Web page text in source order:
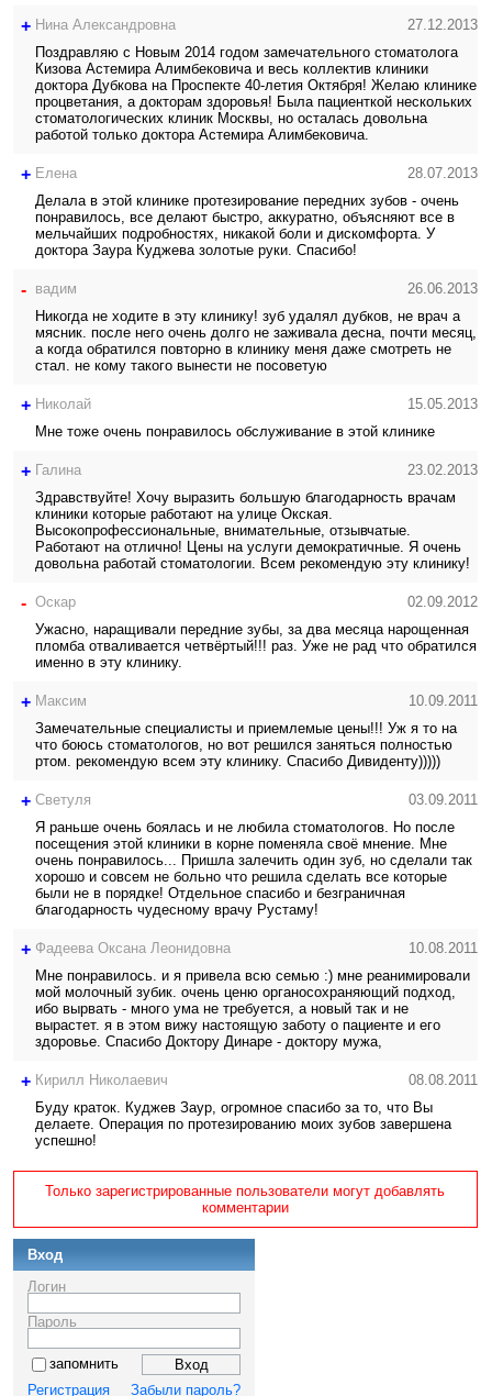
+ Нина Александровна
27.12.2013
Поздравляю с Новым 2014 годом замечательного стоматолога
Кизова Астемира Алимбековича и весь коллектив клиники
доктора Дубкова на Проспекте 40-летия Октября! Желаю клинике
процветания, а докторам здоровья! Была пациенткой нескольких
стоматологических клиник Москвы, но осталась довольна
работой только доктора Астемира Алимбековича.
+ Елена
28.07.2013
Делала в этой клинике протезирование передних зубов - очень
понравилось, все делают быстро, аккуратно, объясняют все в
мельчайших подробностях, никакой боли и дискомфорта. У
доктора Заура Куджева золотые руки. Спасибо!
- вадим
26.06.2013
Никогда не ходите в эту клинику! зуб удалял дубков, не врач а
мясник. после него очень долго не заживала десна, почти месяц,
а когда обратился повторно в клинику меня даже смотреть не
стал. не кому такого вынести не посоветую
+ Николай
15.05.2013
Мне тоже очень понравилось обслуживание в этой клинике
+ Галина
23.02.2013
Здравствуйте! Хочу выразить большую благодарность врачам
клиники которые работают на улице Окская.
Высокопрофессиональные, внимательные, отзывчатые.
Работают на отлично! Цены на услуги демократичные. Я очень
довольна работай стоматологии. Всем рекомендую эту клинику!
- Оскар
02.09.2012
Ужасно, наращивали передние зубы, за два месяца нарощенная
пломба отваливается четвёртый!!! раз. Уже не рад что обратился
именно в эту клинику.
+ Максим
10.09.2011
Замечательные специалисты и приемлемые цены!!! Уж я то на
что боюсь стоматологов, но вот решился заняться полностью
ртом. рекомендую всем эту клинику. Спасибо Дивиденту)))))
+ Светуля
03.09.2011
Я раньше очень боялась и не любила стоматологов. Но после
посещения этой клиники в корне поменяла своё мнение. Мне
очень понравилось... Пришла залечить один зуб, но сделали так
хорошо и совсем не больно что решила сделать все которые
были не в порядке! Отдельное спасибо и безграничная
благодарность чудесному врачу Рустаму!
+ Фадеева Оксана Леонидовна
10.08.2011
Мне понравилось. и я привела всю семью :) мне реанимировали
мой молочный зубик. очень ценю органосохраняющий подход,
ибо вырвать - много ума не требуется, а новый так и не
вырастет. я в этом вижу настоящую заботу о пациенте и его
здоровье. Спасибо Доктору Динаре - доктору мужа,
+ Кирилл Николаевич
08.08.2011
Буду краток. Куджев Заур, огромное спасибо за то, что Вы
делаете. Операция по протезированию моих зубов завершена
успешно!
Только зарегистрированные пользователи могут добавлять
комментарии
Вход
Логин
Пароль
запомнить
Регистрация
Забыли пароль?